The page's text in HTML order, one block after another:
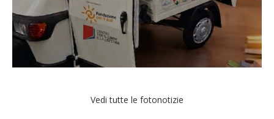
Vedi tutte le fotonotizie